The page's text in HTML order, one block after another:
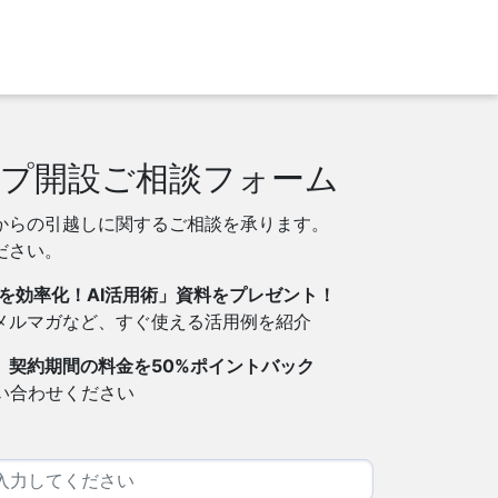
開設ご相談フォーム
の引越しに関するご相談を承ります。
い。
効率化！AI活用術」資料をプレゼント！
ルマガなど、すぐ使える活用例を紹介
契約期間の料金を50%ポイントバック
合わせください